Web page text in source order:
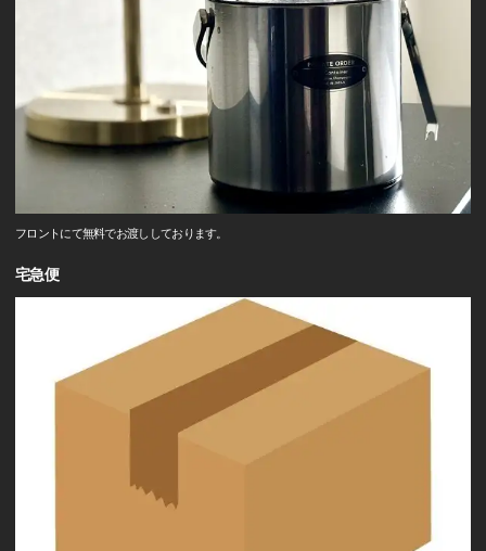
フロントにて無料でお渡ししております。
宅急便